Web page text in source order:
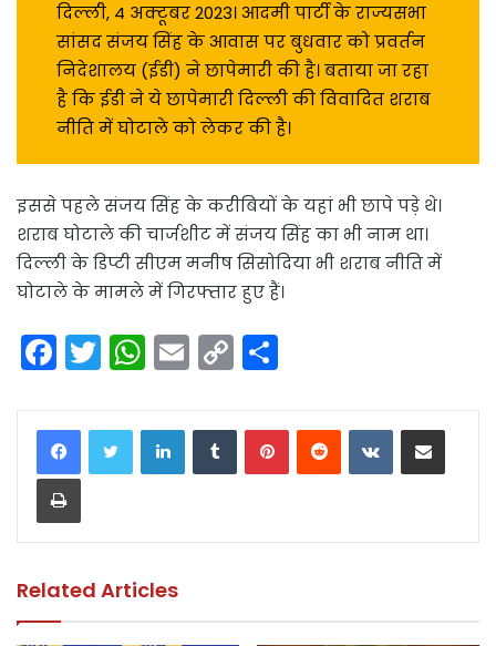
दिल्ली, 4 अक्टूबर 2023। आदमी पार्टी के राज्यसभा
सांसद संजय सिंह के आवास पर बुधवार को प्रवर्तन
निदेशालय (ईडी) ने छापेमारी की है। बताया जा रहा
है कि ईडी ने ये छापेमारी दिल्ली की विवादित शराब
नीति में घोटाले को लेकर की है।
इससे पहले संजय सिंह के करीबियों के यहां भी छापे पड़े थे।
शराब घोटाले की चार्जशीट में संजय सिंह का भी नाम था।
दिल्ली के डिप्टी सीएम मनीष सिसोदिया भी शराब नीति में
घोटाले के मामले में गिरफ्तार हुए हैं।
F
a
c
e
b
o
k
T
w
itt
er
W
h
a
ts
p
E
m
ai
C
o
p
n
ar
LinkedInTumblrPinterestReddit VKontakteShare via Email
Print
Related Articles